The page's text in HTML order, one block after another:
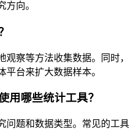
方向。
察等方法收集数据。同时，
台来扩大数据样本。
用哪些统计工具？
问题和数据类型。常见的工具